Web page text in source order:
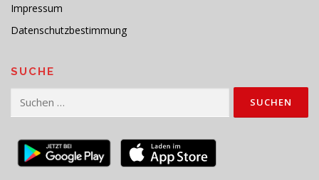
Impressum
Datenschutzbestimmung
SUCHE
Suchen